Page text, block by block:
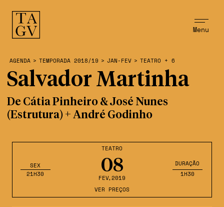
Menu
TEATRO
08
FEV,2019
SEX
21H30
DURAÇÃO
1H30
VER PREÇOS
AGENDA > TEMPORADA 2018/19 > JAN-FEV > TEATRO + 6
Salvador Martinha
De Cátia Pinheiro & José Nunes
(Estrutura) + André Godinho